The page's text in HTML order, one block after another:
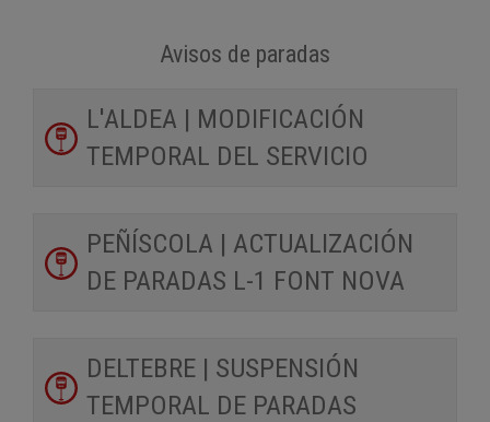
Avisos de paradas
L'ALDEA | MODIFICACIÓN
TEMPORAL DEL SERVICIO
PEÑÍSCOLA | ACTUALIZACIÓN
DE PARADAS L-1 FONT NOVA
DELTEBRE | SUSPENSIÓN
TEMPORAL DE PARADAS